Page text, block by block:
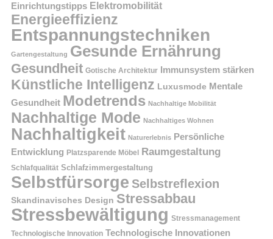
Einrichtungstipps Elektromobilität
Energieeffizienz
Entspannungstechniken
Gartengestaltung Gesunde Ernährung
Gesundheit Gotische Architektur Immunsystem stärken
Künstliche Intelligenz Luxusmode Mentale
Gesundheit Modetrends Nachhaltige Mobilität
Nachhaltige Mode Nachhaltiges Wohnen
Nachhaltigkeit Naturerlebnis Persönliche
Entwicklung Platzsparende Möbel Raumgestaltung
Schlafqualität Schlafzimmergestaltung
Selbstfürsorge Selbstreflexion
Skandinavisches Design Stressabbau
Stressbewältigung Stressmanagement
Technologische Innovation Technologische Innovationen